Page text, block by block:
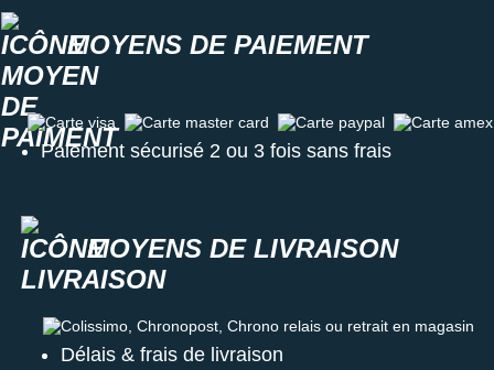
MOYENS DE PAIEMENT
Carte visa Carte master card Carte paypal Carte amex
Paiement sécurisé 2 ou 3 fois sans frais
MOYENS DE LIVRAISON
Colissimo, Chronopost, Chrono relais ou retrait en magasin
Délais & frais de livraison